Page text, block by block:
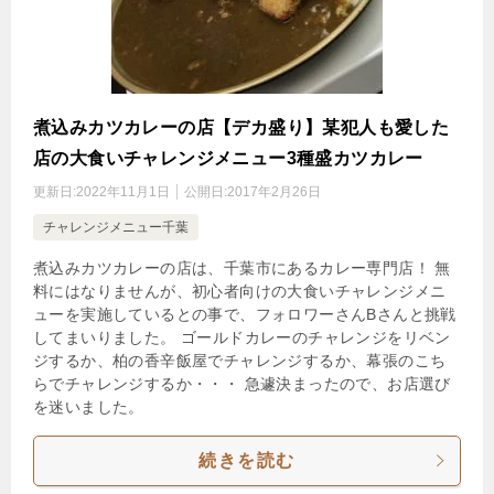
煮込みカツカレーの店【デカ盛り】某犯人も愛した
店の大食いチャレンジメニュー3種盛カツカレー
更新日:2022年11月1日 公開日:2017年2月26日
チャレンジメニュー千葉
煮込みカツカレーの店は、千葉市にあるカレー専門店！ 無
料にはなりませんが、初心者向けの大食いチャレンジメニ
ューを実施しているとの事で、フォロワーさんBさんと挑戦
してまいりました。 ゴールドカレーのチャレンジをリベン
ジするか、柏の香辛飯屋でチャレンジするか、幕張のこち
らでチャレンジするか・・・ 急遽決まったので、お店選び
を迷いました。
続きを読む